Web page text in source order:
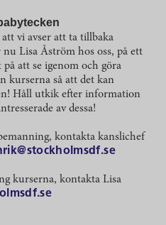
vi avser att ta tillbaka
Lisa Åström hos oss, på ett
att se igenom och göra
kurserna så att det kan
Håll utkik efter information
av dessa!
kontakta kanslichef
kurserna, kontakta Lisa